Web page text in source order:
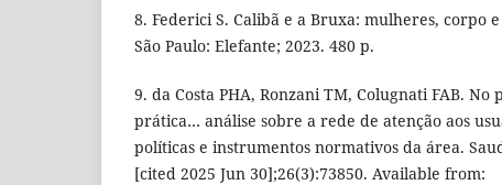
8. Federici S. Calibã e a Bruxa: mulheres, corpo
São Paulo: Elefante; 2023. 480 p.
9. da Costa PHA, Ronzani TM, Colugnati FAB. No
prática… análise sobre a rede de atenção aos
políticas e instrumentos normativos da área.
[cited 2025 Jun 30];26(3):73850. Available from: